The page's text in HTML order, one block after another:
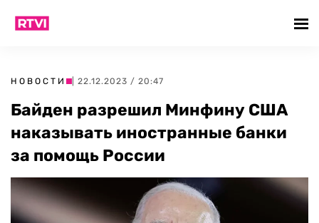
НОВОСТИ | 22.12.2023 / 20:47
Байден разрешил Минфину США
наказывать иностранные банки
за помощь России